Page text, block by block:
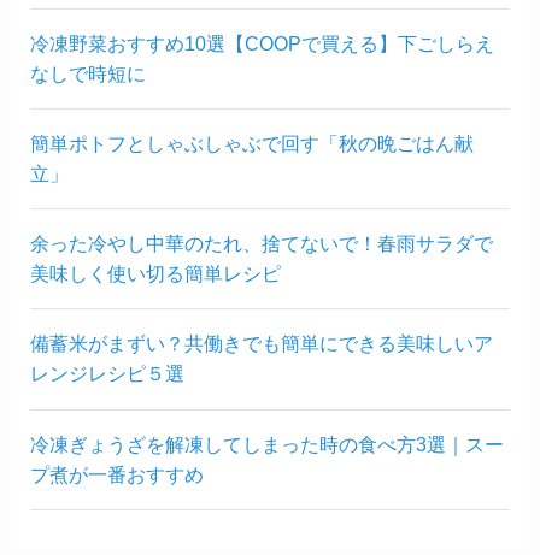
冷凍野菜おすすめ10選【COOPで買える】下ごしらえ
なしで時短に
簡単ポトフとしゃぶしゃぶで回す「秋の晩ごはん献
立」
余った冷やし中華のたれ、捨てないで！春雨サラダで
美味しく使い切る簡単レシピ
備蓄米がまずい？共働きでも簡単にできる美味しいア
レンジレシピ５選
冷凍ぎょうざを解凍してしまった時の食べ方3選｜スー
プ煮が一番おすすめ